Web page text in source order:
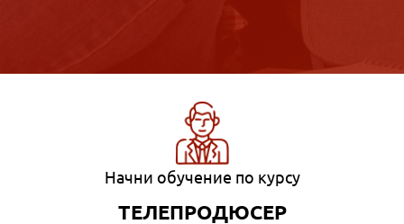
Начни обучение по курсу
ТЕЛЕПРОДЮСЕР